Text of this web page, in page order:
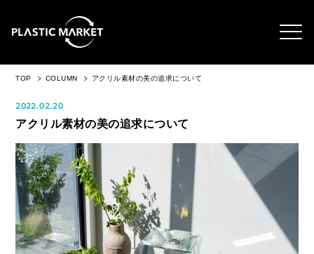
TOP COLUMN アクリル素材の美の追求について
2022.02.20
アクリル素材の美の追求について